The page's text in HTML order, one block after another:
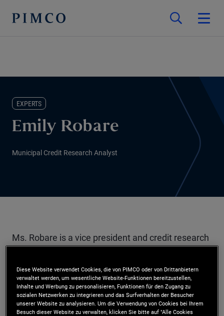
EXPERTS
Emily Robare
Municipal Credit Research Analyst
Ms. Robare is a vice president and credit research
team. She leads the integration of ESG factors
across PIMCO's municipal strategies, and also
covers a portfolio of municipal credits from around
Diese Website verwendet Cookies, die von PIMCO oder von Drittanbietern
verwaltet werden, um wesentliche Website-Funktionen bereitzustellen,
Inhalte und Werbung zu personalisieren, Funktionen für den Zugang zu
sozialen Netzwerken zu integrieren und das Surfverhalten der Besucher
unserer Website zu analysieren. Um die Verwendung von Cookies bei Ihrem
Besuch dieser Website zu verwalten, klicken Sie bitte auf "Alle Cookies